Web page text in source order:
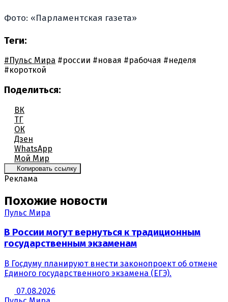
Фото: «Парламентская газета»
Теги:
#Пульс Мира #россии #новая #рабочая #неделя
#короткой
Поделиться:
ВК
ТГ
ОК
Дзен
WhatsApp
Мой Мир
Копировать ссылку
Реклама
Похожие новости
Пульс Мира
В России могут вернуться к традиционным
государственным экзаменам
В Госдуму планируют внести законопроект об отмене
Единого государственного экзамена (ЕГЭ).
07.08.2026